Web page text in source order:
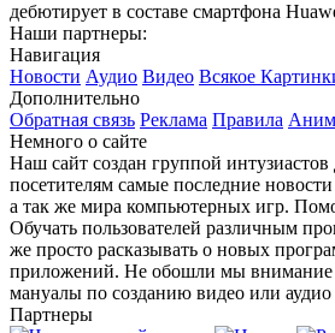
дебютирует в составе смартфона
Наши партнеры:
Навигация
Новости Аудио Видео Всякое
Дополнительно
Обратная связь Реклама Правила
Немного о сайте
Наш сайт создан группой
посетителям самые последние
а так же мира компьютерных игр.
Обучать пользователей различным
же просто расказывать о новых
приложений. Не обошли мы внимание
мануалы по созданию видео или аудио
Партнеры